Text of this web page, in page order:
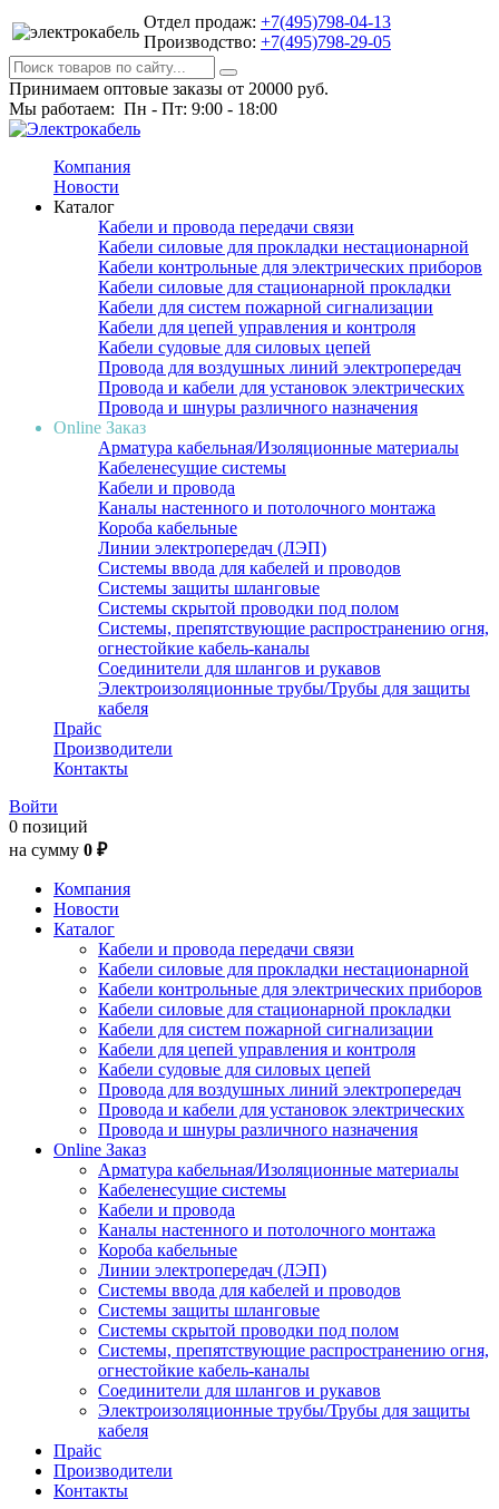
Отдел продаж: +7(495)798-04-13
Производство: +7(495)798-29-05
Принимаем оптовые заказы от 20000 руб.
Мы работаем: Пн - Пт: 9:00 - 18:00
Компания
Новости
Каталог
Кабели и провода передачи связи
Кабели силовые для прокладки нестационарной
Кабели контрольные для электрических приборов
Кабели силовые для стационарной прокладки
Кабели для систем пожарной сигнализации
Кабели для цепей управления и контроля
Кабели судовые для силовых цепей
Провода для воздушных линий электропередач
Провода и кабели для установок электрических
Провода и шнуры различного назначения
Online Заказ
Арматура кабельная/Изоляционные материалы
Кабеленесущие системы
Кабели и провода
Каналы настенного и потолочного монтажа
Короба кабельные
Линии электропередач (ЛЭП)
Системы ввода для кабелей и проводов
Системы защиты шланговые
Системы скрытой проводки под полом
Системы, препятствующие распространению огня,
огнестойкие кабель-каналы
Соединители для шлангов и рукавов
Электроизоляционные трубы/Трубы для защиты
кабеля
Прайс
Производители
Контакты
Войти
0 позиций
на сумму 0 ₽
Компания
Новости
Каталог
Кабели и провода передачи связи
Кабели силовые для прокладки нестационарной
Кабели контрольные для электрических приборов
Кабели силовые для стационарной прокладки
Кабели для систем пожарной сигнализации
Кабели для цепей управления и контроля
Кабели судовые для силовых цепей
Провода для воздушных линий электропередач
Провода и кабели для установок электрических
Провода и шнуры различного назначения
Online Заказ
Арматура кабельная/Изоляционные материалы
Кабеленесущие системы
Кабели и провода
Каналы настенного и потолочного монтажа
Короба кабельные
Линии электропередач (ЛЭП)
Системы ввода для кабелей и проводов
Системы защиты шланговые
Системы скрытой проводки под полом
Системы, препятствующие распространению огня,
огнестойкие кабель-каналы
Соединители для шлангов и рукавов
Электроизоляционные трубы/Трубы для защиты
кабеля
Прайс
Производители
Контакты